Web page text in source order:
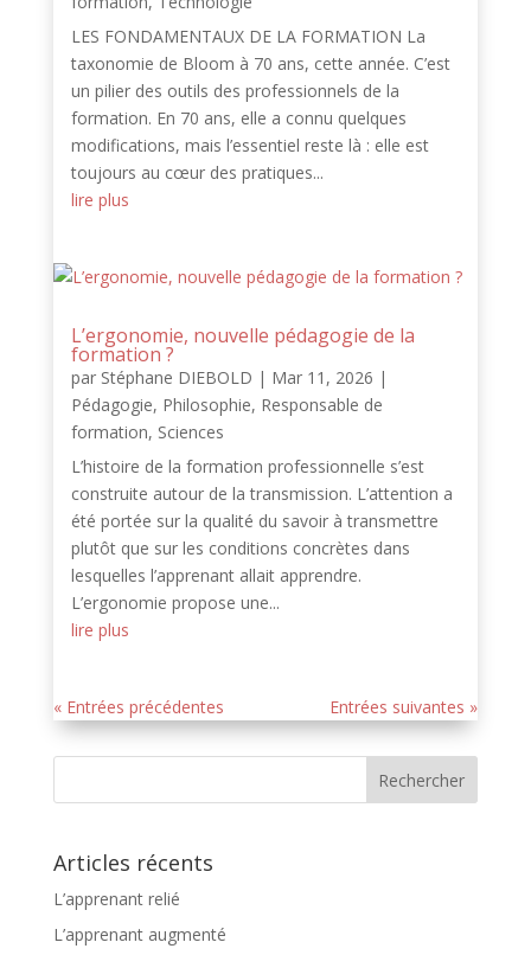
LES FONDAMENTAUX DE LA FORMATION La
taxonomie de Bloom à 70 ans, cette année. C’est
un pilier des outils des professionnels de la
formation. En 70 ans, elle a connu quelques
modifications, mais l’essentiel reste là : elle est
toujours au cœur des pratiques...
lire plus
L’ergonomie, nouvelle pédagogie de la
formation ?
par Stéphane DIEBOLD | Mar 11, 2026 |
Pédagogie, Philosophie, Responsable de
formation, Sciences
L’histoire de la formation professionnelle s’est
construite autour de la transmission. L’attention a
été portée sur la qualité du savoir à transmettre
plutôt que sur les conditions concrètes dans
lesquelles l’apprenant allait apprendre.
L’ergonomie propose une...
lire plus
« Entrées précédentes Entrées suivantes »
Articles récents
L’apprenant relié
L’apprenant augmenté